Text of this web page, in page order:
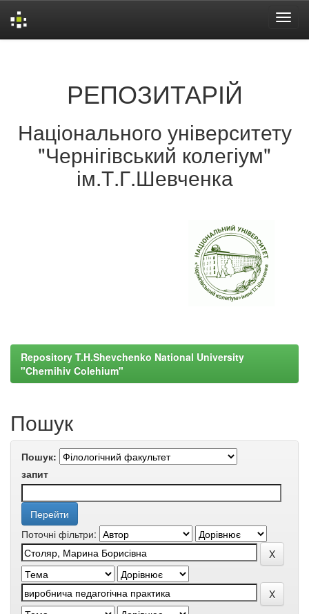
РЕПОЗИТАРІЙ
Національного університету
"Чернігівський колегіум"
ім.Т.Г.Шевченка
Repository T.H.Shevchenko National University
"Chernihiv Colehium"
Пошук
Пошук:
запит
Поточні фільтри: